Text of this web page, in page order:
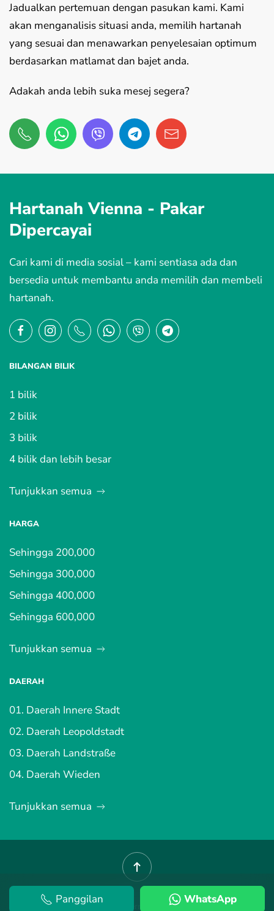
Jadualkan pertemuan dengan pasukan kami. Kami
akan menganalisis situasi anda, memilih hartanah
yang sesuai dan menawarkan penyelesaian optimum
berdasarkan matlamat dan bajet anda.
Adakah anda lebih suka mesej segera?
Hartanah Vienna - Pakar
Dipercayai
Cari kami di media sosial – kami sentiasa ada dan
bersedia untuk membantu anda memilih dan membeli
hartanah.
BILANGAN BILIK
1 bilik
2 bilik
3 bilik
4 bilik dan lebih besar
Tunjukkan semua
HARGA
Sehingga 200,000
Sehingga 300,000
Sehingga 400,000
Sehingga 600,000
Tunjukkan semua
DAERAH
01. Daerah Innere Stadt
02. Daerah Leopoldstadt
03. Daerah Landstraße
04. Daerah Wieden
Tunjukkan semua
2026 Hartanah Vienna. Terma dan Syarat.Dasar Privasi
Panggilan WhatsApp